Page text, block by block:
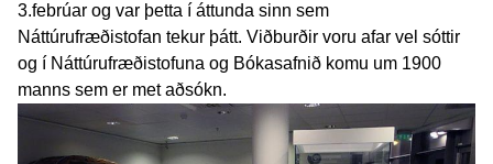
3.febrúar og var þetta í áttunda sinn sem
Náttúrufræðistofan tekur þátt. Viðburðir voru afar vel sóttir
og í Náttúrufræðistofuna og Bókasafnið komu um 1900
manns sem er met aðsókn.